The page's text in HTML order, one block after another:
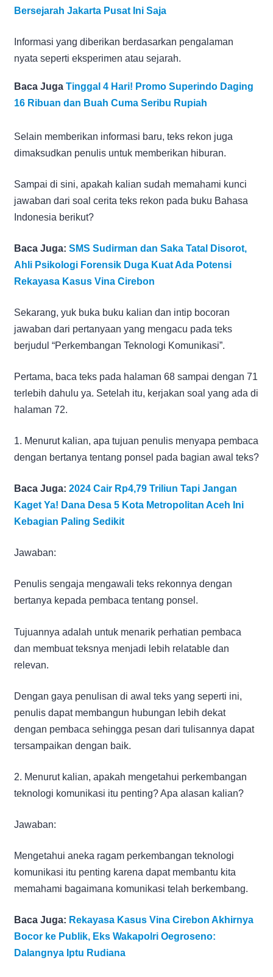
Bersejarah Jakarta Pusat Ini Saja
Informasi yang diberikan berdasarkan pengalaman
nyata seperti eksperimen atau sejarah.
Baca Juga Tinggal 4 Hari! Promo Superindo Daging
16 Ribuan dan Buah Cuma Seribu Rupiah
Selain memberikan informasi baru, teks rekon juga
dimaksudkan penulis untuk memberikan hiburan.
Sampai di sini, apakah kalian sudah memahami kunci
jawaban dari soal cerita teks rekon pada buku Bahasa
Indonesia berikut?
Baca Juga: SMS Sudirman dan Saka Tatal Disorot,
Ahli Psikologi Forensik Duga Kuat Ada Potensi
Rekayasa Kasus Vina Cirebon
Sekarang, yuk buka buku kalian dan intip bocoran
jawaban dari pertanyaan yang mengacu pada teks
berjudul “Perkembangan Teknologi Komunikasi”.
Pertama, baca teks pada halaman 68 sampai dengan 71
terlebih dahulu ya. Setelah itu, kerjakan soal yang ada di
halaman 72.
1. Menurut kalian, apa tujuan penulis menyapa pembaca
dengan bertanya tentang ponsel pada bagian awal teks?
Baca Juga: 2024 Cair Rp4,79 Triliun Tapi Jangan
Kaget Ya! Dana Desa 5 Kota Metropolitan Aceh Ini
Kebagian Paling Sedikit
Jawaban:
Penulis sengaja mengawali teks rekonnya dengan
bertanya kepada pembaca tentang ponsel.
Tujuannya adalah untuk menarik perhatian pembaca
dan membuat teksnya menjadi lebih relatable dan
relevan.
Dengan gaya penulisan di awal teks yang seperti ini,
penulis dapat membangun hubungan lebih dekat
dengan pembaca sehingga pesan dari tulisannya dapat
tersampaikan dengan baik.
2. Menurut kalian, apakah mengetahui perkembangan
teknologi komunikasi itu penting? Apa alasan kalian?
Jawaban:
Mengetahui aneka ragam perkembangan teknologi
komunikasi itu penting karena dapat membantu kita
memahami bagaimana komunikasi telah berkembang.
Baca Juga: Rekayasa Kasus Vina Cirebon Akhirnya
Bocor ke Publik, Eks Wakapolri Oegroseno:
Dalangnya Iptu Rudiana